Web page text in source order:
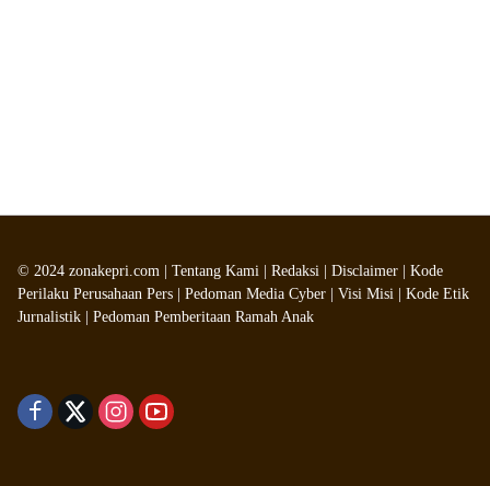
© 2024 zonakepri.com | Tentang Kami Redaksi Disclaimer
Kode
Perilaku Perusahaan Pers
Pedoman Media Cyber Visi Misi
Kode Etik
Jurnalistik
Pedoman Pemberitaan Ramah Anak